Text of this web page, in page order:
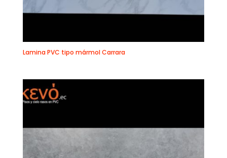
Lamina PVC tipo mármol Carrara